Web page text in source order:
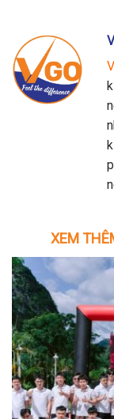
XEM